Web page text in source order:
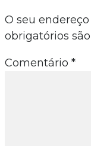
O seu
obrigatórios
Comentário *